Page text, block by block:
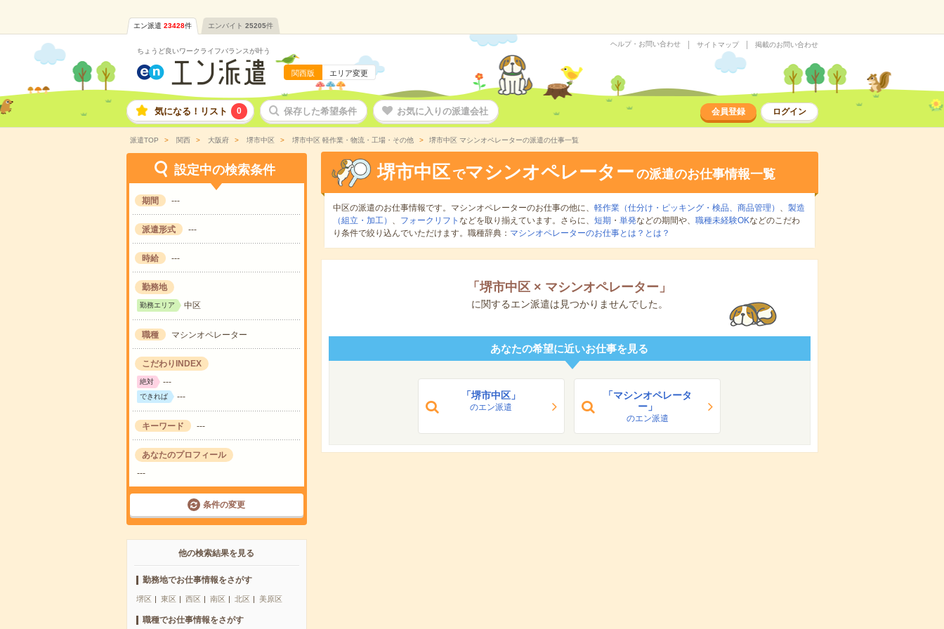
エン派遣 23428件 エンバイト 25205件
ちょうど良いワークライフバランスが叶う
関西版 エリア変更
ヘルプ・お問い合わせ サイトマップ 掲載のお問い合わせ
気になる！リスト 0 保存した希望条件 お気に入りの派遣会社 会員登録 ログイン
派遣TOP 関西 大阪府 堺市中区 堺市中区 軽作業・物流・工場・その他 堺市中区 マシンオペレーターの派遣の仕事一覧
設定中の検索条件
期間 ---
派遣形式 ---
時給 ---
勤務地
勤務エリア 中区
職種 マシンオペレーター
こだわりINDEX
絶対 ---
できれば ---
キーワード ---
あなたのプロフィール
---
条件の変更
他の検索結果を見る
勤務地でお仕事情報をさがす
堺区 東区 西区 南区 北区 美原区
職種でお仕事情報をさがす
堺市中区 でマシンオペレーター の派遣のお仕事情報一覧
中区の派遣のお仕事情報です。マシンオペレーターのお仕事の他に、 軽作業（仕分け・ピッキング・検品、商品管理） 、 製造
（組立・加工） 、 フォークリフト などを取り揃えています。さらに、 短期 ・ 単発などの期間や、 職種未経験OKなどのこだわ
り条件で絞り込んでいただけます。職種辞典： マシンオペレーターのお仕事とは？とは？
「 堺市中区 × マシンオペレーター 」
に関するエン派遣は見つかりませんでした。
あなたの希望に近いお仕事を見る
「堺市中区」
のエン派遣
「マシンオペレータ
ー」
のエン派遣